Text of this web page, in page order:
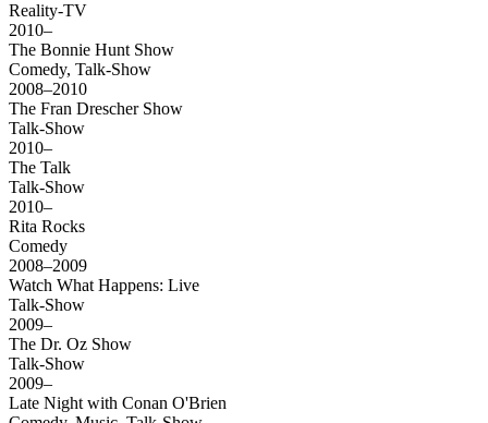
Reality-TV
2010–
The Bonnie Hunt Show
Comedy, Talk-Show
2008–2010
The Fran Drescher Show
Talk-Show
2010–
The Talk
Talk-Show
2010–
Rita Rocks
Comedy
2008–2009
Watch What Happens: Live
Talk-Show
2009–
The Dr. Oz Show
Talk-Show
2009–
Late Night with Conan O'Brien